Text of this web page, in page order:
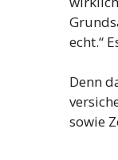
echt.“
Denn
sowie